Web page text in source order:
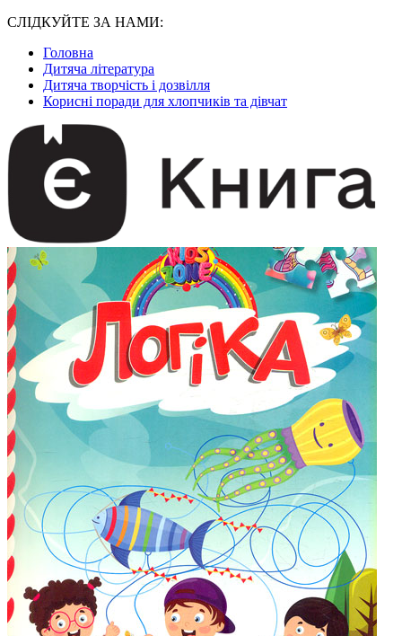
СЛІДКУЙТЕ ЗА НАМИ:
Головна
Дитяча література
Дитяча творчість і дозвілля
Корисні поради для хлопчиків та дівчат